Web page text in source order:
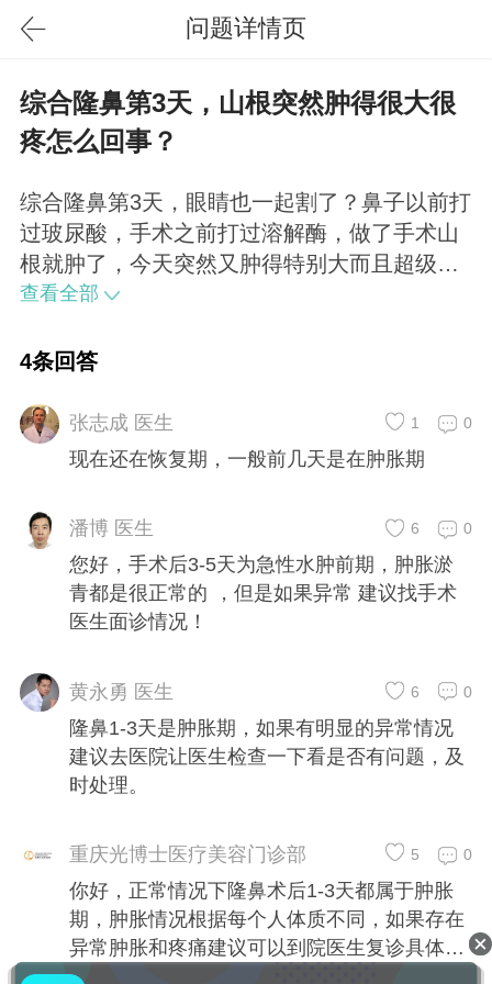
问题详情页
综合隆鼻第3天，山根突然肿得很大很
疼怎么回事？
综合隆鼻第3天，眼睛也一起割了？鼻子以前打
过玻尿酸，手术之前打过溶解酶，做了手术山
根就肿了，今天突然又肿得特别大而且超级疼
超级疼，想问问怎么回事，需要怎么办才能消
查看全部
4条回答
张志成 医生 0
1
现在还在恢复期，一般前几天是在肿胀期
潘博 医生 0
6
您好，手术后3-5天为急性水肿前期，肿胀淤
青都是很正常的 ，但是如果异常 建议找手术
医生面诊情况！
黄永勇 医生 0
6
隆鼻1-3天是肿胀期，如果有明显的异常情况
建议去医院让医生检查一下看是否有问题，及
时处理。
重庆光博士医疗美容门诊部 0
5
你好，正常情况下隆鼻术后1-3天都属于肿胀
期，肿胀情况根据每个人体质不同，如果存在
异常肿胀和疼痛建议可以到院医生复诊具体情
况